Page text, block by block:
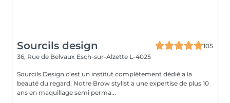
Sourcils design
105
36, Rue de Belvaux Esch-sur-Alzette L-4025
Sourcils Design c'est un institut complètement dédié a la
beauté du regard. Notre Brow stylist a une expertise de plus 10
ans en maquillage semi perma...